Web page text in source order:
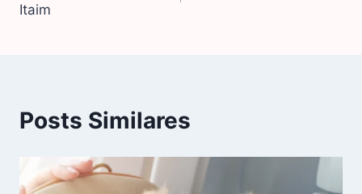
Itaim
Posts Similares